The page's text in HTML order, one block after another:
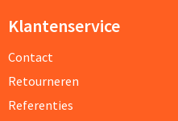
Klantenservice
Contact
Retourneren
Referenties